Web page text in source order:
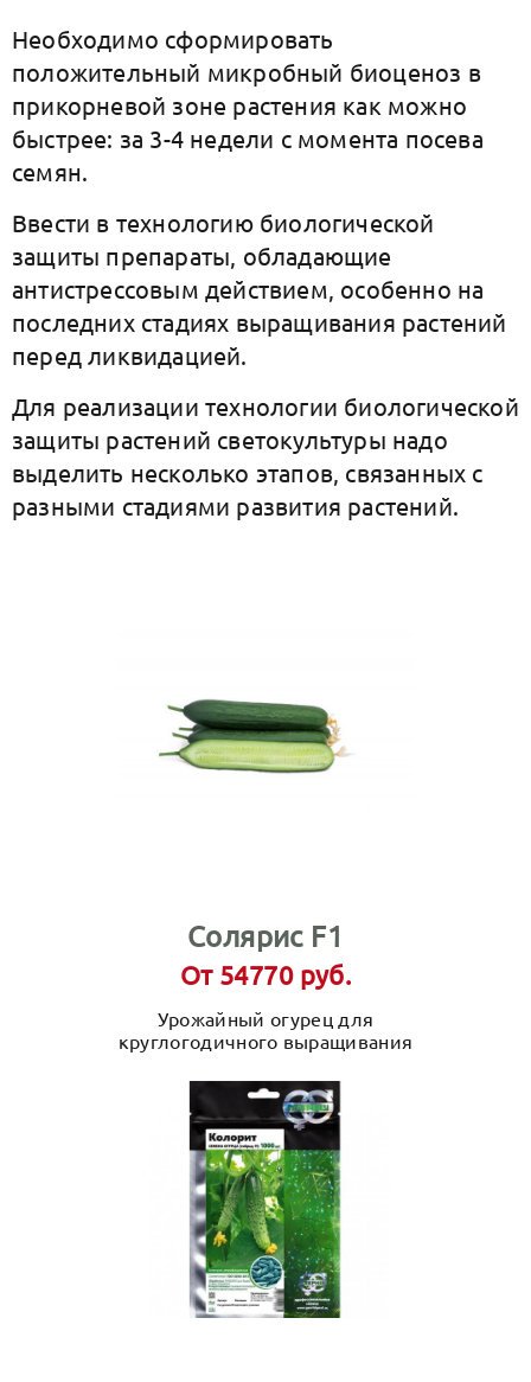
Необходимо сформировать
положительный микробный биоценоз в
прикорневой зоне растения как можно
быстрее: за 3-4 недели с момента посева
семян.
Ввести в технологию биологической
защиты препараты, обладающие
антистрессовым действием, особенно на
последних стадиях выращивания растений
перед ликвидацией.
Для реализации технологии биологической
защиты растений cветокультуры надо
выделить несколько этапов, связанных с
разными стадиями развития растений.
Солярис F1
От 54770 руб.
Урожайный огурец для
круглогодичного выращивания